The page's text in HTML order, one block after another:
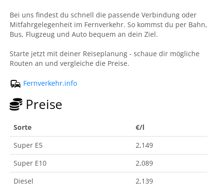
Bei uns findest du schnell die passende Verbindung oder
Mitfahrgelegenheit im Fernverkehr. So kommst du per Bahn,
Bus, Flugzeug und Auto bequem an dein Ziel.
Starte jetzt mit deiner Reiseplanung - schaue dir mögliche
Routen an und vergleiche die Preise.
Fernverkehr.info
Preise
Sorte
€/l
Super E5
2,149
Super E10
2,089
Diesel
2,139